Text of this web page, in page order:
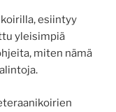
esiintyy
yleisimpiä
miten nämä